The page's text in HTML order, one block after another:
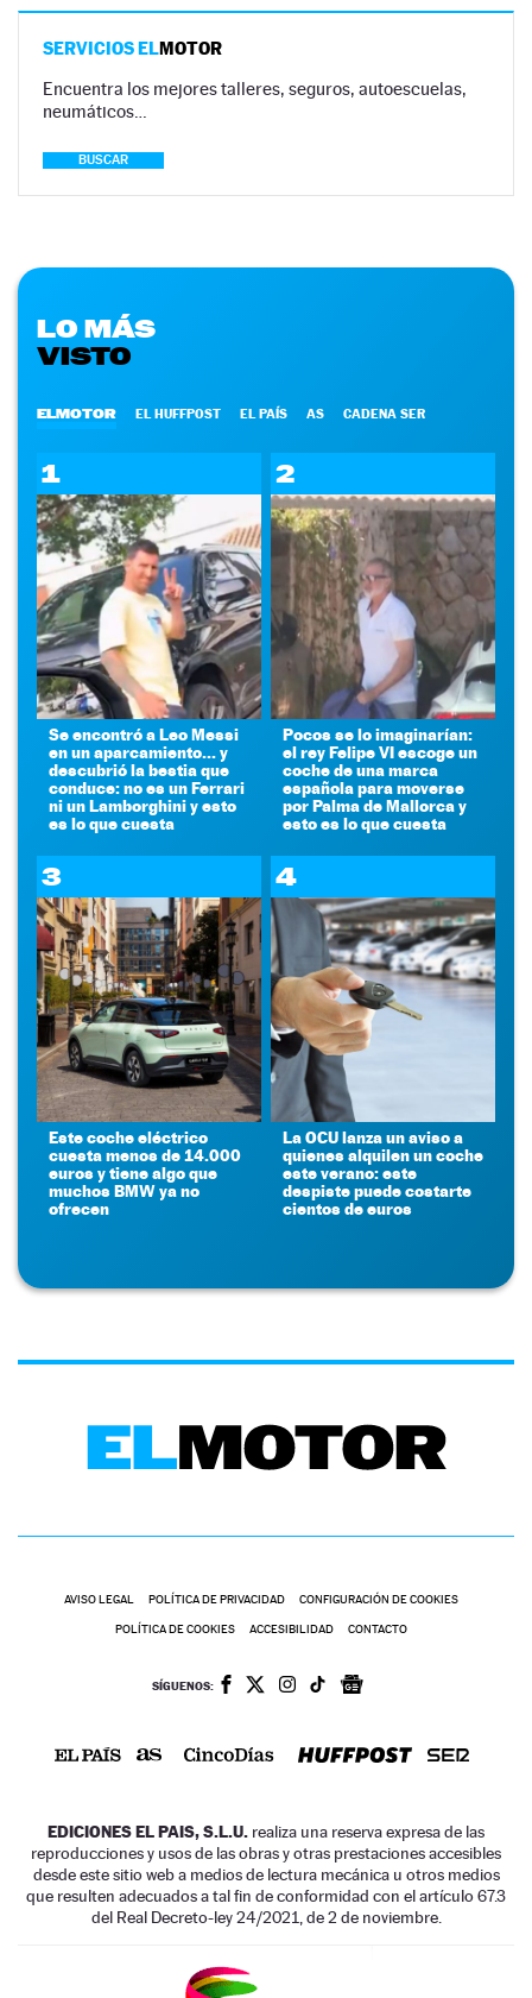
SERVICIOS ELMOTOR
Encuentra los mejores talleres, seguros, autoescuelas,
neumáticos…
BUSCAR
LO MÁS
VISTO
ELMOTOR EL HUFFPOST EL PAÍS AS CADENA SER
1
Se encontró a Leo Messi
en un aparcamiento... y
descubrió la bestia que
conduce: no es un Ferrari
ni un Lamborghini y esto
es lo que cuesta
2
Pocos se lo imaginarían:
el rey Felipe VI escoge un
coche de una marca
española para moverse
por Palma de Mallorca y
esto es lo que cuesta
3
Este coche eléctrico
cuesta menos de 14.000
euros y tiene algo que
muchos BMW ya no
ofrecen
4
La OCU lanza un aviso a
quienes alquilen un coche
este verano: este
despiste puede costarte
cientos de euros
AVISO LEGAL POLÍTICA DE PRIVACIDAD CONFIGURACIÓN DE COOKIES
POLÍTICA DE COOKIES ACCESIBILIDAD CONTACTO
SÍGUENOS:
EDICIONES EL PAIS, S.L.U. realiza una reserva expresa de las
reproducciones y usos de las obras y otras prestaciones accesibles
desde este sitio web a medios de lectura mecánica u otros medios
que resulten adecuados a tal fin de conformidad con el artículo 67.3
del Real Decreto-ley 24/2021, de 2 de noviembre.